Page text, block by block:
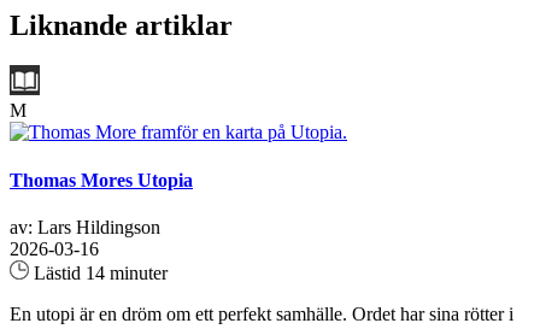
Liknande artiklar
M
Thomas Mores Utopia
av: Lars Hildingson
2026-03-16
Lästid 14 minuter
En utopi är en dröm om ett perfekt samhälle. Ordet har sina rötter i